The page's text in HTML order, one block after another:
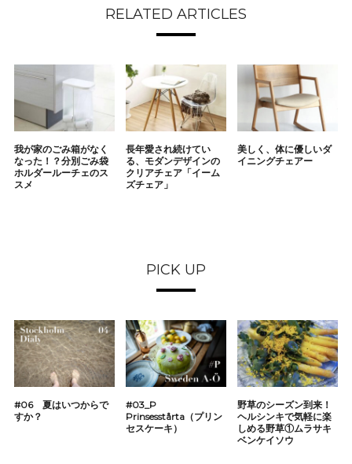
RELATED ARTICLES
我が家のごみ箱がなく
なった！？分別ごみ袋
ホルダールーチェのス
スメ
長年愛され続けてい
る、モダンデザインの
クリアチェア「イーム
ズチェア」
美しく、体に優しいダ
イニングチェアー
PICK UP
#06 夏はいつからで
すか？
#03_P
Prinsesstårta（プリン
セスケーキ）
野草のシーズン到来！
ヘルシンキで気軽に楽
しめる野草①ムラサキ
ベンケイソウ